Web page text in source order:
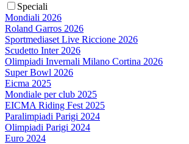
Speciali
Mondiali 2026
Roland Garros 2026
Sportmediaset Live Riccione 2026
Scudetto Inter 2026
Olimpiadi Invernali Milano Cortina 2026
Super Bowl 2026
Eicma 2025
Mondiale per club 2025
EICMA Riding Fest 2025
Paralimpiadi Parigi 2024
Olimpiadi Parigi 2024
Euro 2024